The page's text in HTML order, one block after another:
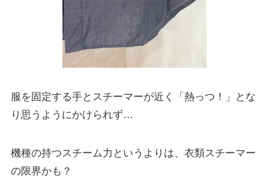
服を固定する手とスチーマーが近く「熱っつ！」とな
り思うようにかけられず…
機種の持つスチーム力というよりは、衣類スチーマー
の限界かも？